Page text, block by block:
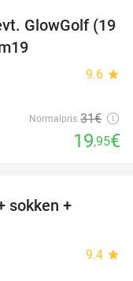
36%
GlowGolf (19
9.6 star
Normalpris 31€
19,95€
sokken +
9.4 star